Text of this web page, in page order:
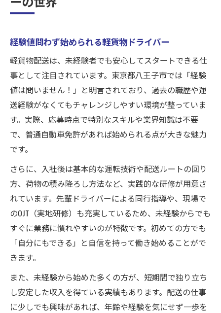
経験値問わず始められる軽貨物ドライバー
軽貨物配送は、未経験者でも安心してスタートできる仕
事として注目されています。東京都八王子市では「経験
値は問いません！」と明言されており、過去の職歴や運
送経験がなくてもチャレンジしやすい環境が整っていま
す。実際、応募時点で特別なスキルや業界知識は不要
で、普通自動車免許があれば始められる点が大きな魅力
です。
さらに、入社後は基本的な運転技術や配送ルートの回り
方、荷物の積み降ろし方法など、実践的な研修が用意さ
れています。先輩ドライバーによる同行指導や、現場で
のOJT（実地研修）も充実しているため、未経験からでも
すぐに業務に慣れやすいのが特徴です。初めての方でも
「自分にもできる」と自信を持って働き始めることがで
きます。
また、未経験から始めた多くの方が、短期間で独り立ち
し安定した収入を得ている実績もあります。配送の仕事
に少しでも興味があれば、年齢や経験を気にせず一歩を